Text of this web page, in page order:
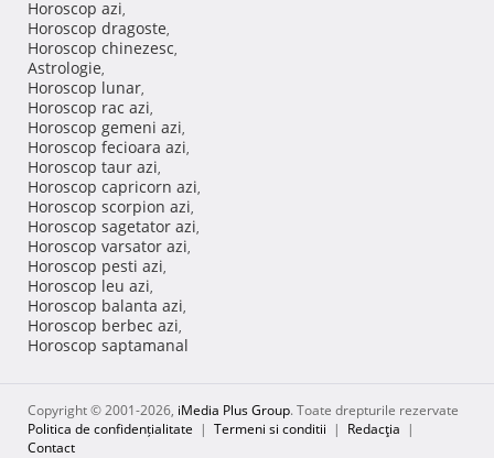
Horoscop azi,
Horoscop dragoste,
Horoscop chinezesc,
Astrologie,
Horoscop lunar,
Horoscop rac azi,
Horoscop gemeni azi,
Horoscop fecioara azi,
Horoscop taur azi,
Horoscop capricorn azi,
Horoscop scorpion azi,
Horoscop sagetator azi,
Horoscop varsator azi,
Horoscop pesti azi,
Horoscop leu azi,
Horoscop balanta azi,
Horoscop berbec azi,
Horoscop saptamanal
Copyright © 2001-2026, iMedia Plus Group. Toate drepturile rezervate
Politica de confidențialitate | Termeni si conditii | Redacţia |
Contact